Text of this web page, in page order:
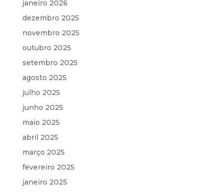
janeiro 2026
dezembro 2025
novembro 2025
outubro 2025
setembro 2025
agosto 2025
julho 2025
junho 2025
maio 2025
abril 2025
março 2025
fevereiro 2025
janeiro 2025